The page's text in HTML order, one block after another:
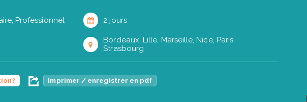
Professionnel 2 jours
Bordeaux, Lille, Marseille, Nice, Paris,
Strasbourg
Imprimer / enregistrer en pdf